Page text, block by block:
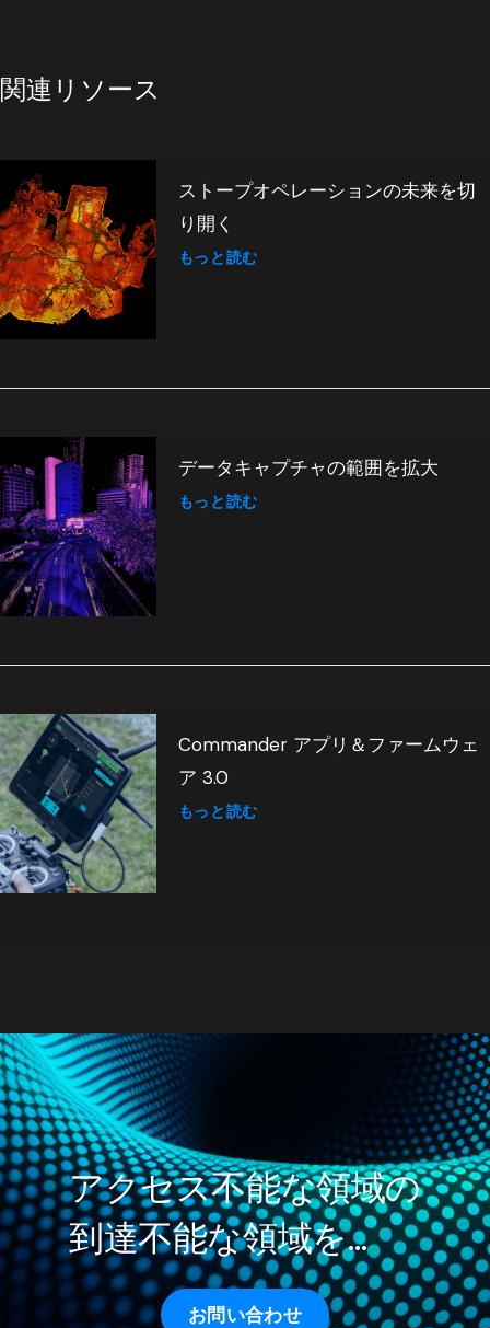
関連リソース
ストープオペレーションの未来を切
り開く
もっと読む
データキャプチャの範囲を拡大
もっと読む
Commander アプリ＆ファームウェ
ア 3.0
もっと読む
アクセス不能な領域の
到達不能な領域を…
お問い合わせ